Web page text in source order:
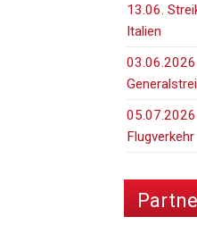
13.06.
Italien
Flugverkehr